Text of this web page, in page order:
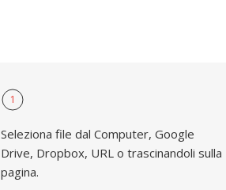
1
Seleziona file dal Computer, Google
Drive, Dropbox, URL o trascinandoli sulla
pagina.